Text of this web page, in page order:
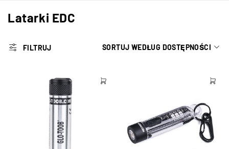
Latarki EDC
FILTRUJ SORTUJ WEDŁUG DOSTĘPNOŚCI